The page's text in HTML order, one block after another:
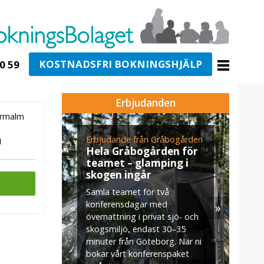
59 KOSTNADSFRI BOKNINGSHJÄLP
Erbjudanden
Erbjudande från Gråbogården
Hela Gråbogården för
teamet – glamping i
skogen ingår
Samla teamet för två
konferensdagar med
övernattning i privat sjö- och
skogsmiljö, endast 30–35
minuter från Göteborg. När ni
bokar vårt konferenspaket
« »